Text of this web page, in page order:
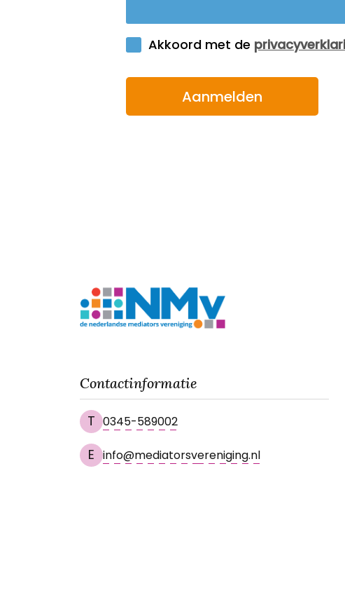
Contactinformatie
T 0345-589002
E info@mediatorsvereniging.nl